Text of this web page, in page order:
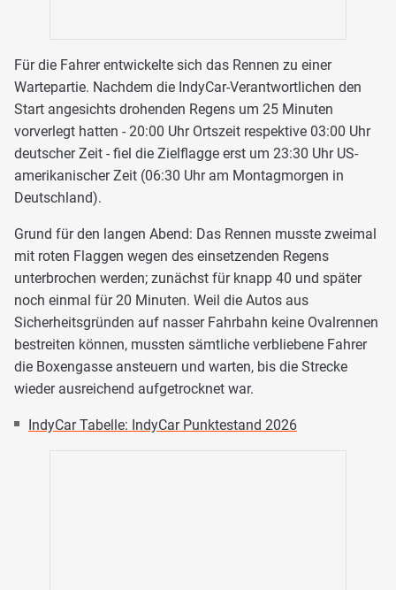
Für die Fahrer entwickelte sich das Rennen zu einer
Wartepartie. Nachdem die IndyCar-Verantwortlichen den
Start angesichts drohenden Regens um 25 Minuten
vorverlegt hatten - 20:00 Uhr Ortszeit respektive 03:00 Uhr
deutscher Zeit - fiel die Zielflagge erst um 23:30 Uhr US-
amerikanischer Zeit (06:30 Uhr am Montagmorgen in
Deutschland).
Grund für den langen Abend: Das Rennen musste zweimal
mit roten Flaggen wegen des einsetzenden Regens
unterbrochen werden; zunächst für knapp 40 und später
noch einmal für 20 Minuten. Weil die Autos aus
Sicherheitsgründen auf nasser Fahrbahn keine Ovalrennen
bestreiten können, mussten sämtliche verbliebene Fahrer
die Boxengasse ansteuern und warten, bis die Strecke
wieder ausreichend aufgetrocknet war.
IndyCar Tabelle: IndyCar Punktestand 2026